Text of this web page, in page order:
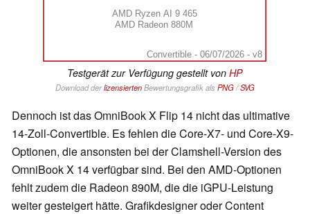
AMD Ryzen AI 9 465
AMD Radeon 880M
Convertible - 06/07/2026 - v8
Testgerät zur Verfügung gestellt von HP
Download derlizensiertenBewertungsgrafik als PNG/SVG
Dennoch ist das OmniBook X Flip 14 nicht das ultimative
14-Zoll-Convertible. Es fehlen die Core-X7- und Core-X9-
Optionen, die ansonsten bei der Clamshell-Version des
OmniBook X 14 verfügbar sind. Bei den AMD-Optionen
fehlt zudem die Radeon 890M, die die iGPU-Leistung
weiter gesteigert hätte. Grafikdesigner oder Content